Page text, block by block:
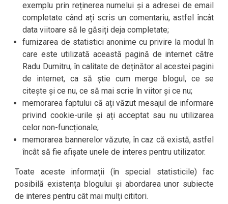
exemplu prin reținerea numelui și a adresei de email
completate când ați scris un comentariu, astfel încât
data viitoare să le găsiți deja completate;
furnizarea de statistici anonime cu privire la modul în
care este utilizată această pagină de internet către
Radu Dumitru, în calitate de deținător al acestei pagini
de internet, ca să știe cum merge blogul, ce se
citește și ce nu, ce să mai scrie în viitor și ce nu;
memorarea faptului că ați văzut mesajul de informare
privind cookie-urile și ați acceptat sau nu utilizarea
celor non-funcționale;
memorarea bannerelor văzute, în caz că există, astfel
încât să fie afișate unele de interes pentru utilizator.
Toate aceste informații (în special statisticile) fac
posibilă existența blogului și abordarea unor subiecte
de interes pentru cât mai mulți cititori.